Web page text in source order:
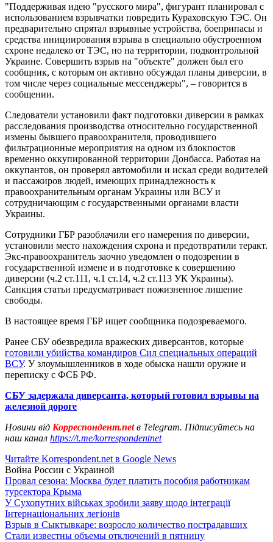
"Поддерживая идею "русского мира", фигурант планировал с
использованием взрывчатки повредить Кураховскую ТЭС. Он
предварительно спрятал взрывные устройства, боеприпасы и
средства инициирования взрыва в специально обустроенном
схроне недалеко от ТЭС, но на территории, подконтрольной
Украине. Совершить взрыв на "объекте" должен был его
сообщник, с которым он активно обсуждал планы диверсии, в
том числе через социальные мессенджеры", – говорится в
сообщении.
Следователи установили факт подготовки диверсии в рамках
расследования производства относительно государственной
измены бывшего правоохранителя, проводившего
фильтрационные мероприятия на одном из блокпостов
временно оккупированной территории Донбасса. Работая на
оккупантов, он проверял автомобили и искал среди водителей
и пассажиров людей, имеющих принадлежность к
правоохранительным органам Украины или ВСУ и
сотрудничающим с государственными органами власти
Украины.
Сотрудники ГБР разоблачили его намерения по диверсии,
установили место нахождения схрона и предотвратили теракт.
Экс-правоохранитель заочно уведомлен о подозрении в
государственной измене и в подготовке к совершению
диверсии (ч.2 ст.111, ч.1 ст.14, ч.2 ст.113 УК Украины).
Санкция статьи предусматривает пожизненное лишение
свободы.
В настоящее время ГБР ищет сообщника подозреваемого.
Ранее СБУ обезвредила вражеских диверсантов, которые
готовили убийства командиров Сил специальных операций
ВСУ. У злоумышленников в ходе обыска нашли оружие и
переписку с ФСБ РФ.
СБУ задержала диверсанта, который готовил взрывы на
железной дороге
Новини від Корреспондент.netв Telegram. Підписуйтесь на
наш канал https://t.me/korrespondentnet
Читайте Korrespondent.net в Google News
Война России с Украиной
Провал сезона: Москва будет платить пособия работникам
турсектора Крыма
У Сухопутних військах зробили заяву щодо інтеграції
Інтернаціональних легіонів
Взрыв в Сыктывкаре: возросло количество пострадавших
Стали известны объемы отключений в пятницу